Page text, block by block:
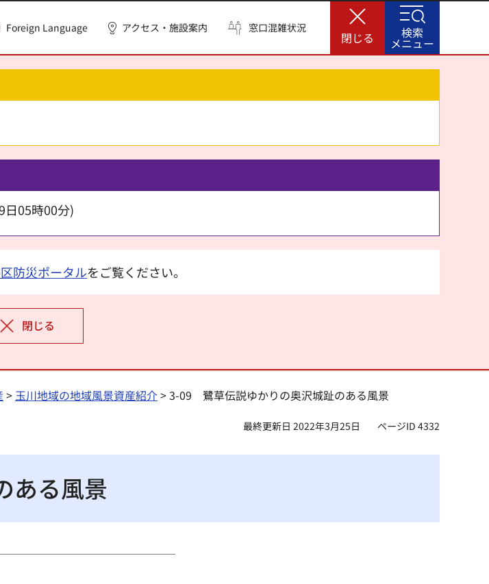
Foreign Language アクセス・施設案内 窓口混雑状況
閉じる
日05時00分)
防災ポータルをご覧ください。
閉じる
検索
メニュー
> 玉川地域の地域風景資産紹介> 3-09 鷺草伝説ゆかりの奥沢城趾のある風景
最終更新日 2022年3月25日 ページID 4332
ある風景